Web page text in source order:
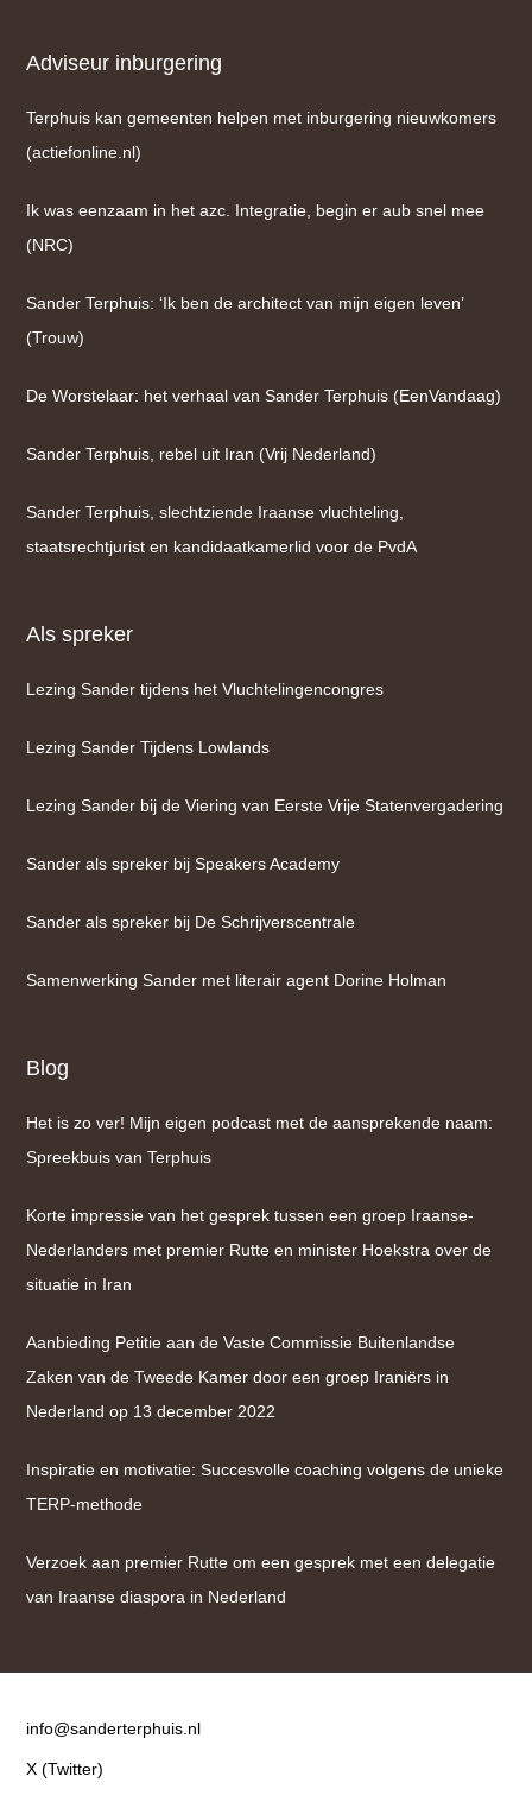
Adviseur inburgering
Terphuis kan gemeenten helpen met inburgering nieuwkomers
(actiefonline.nl)
Ik was eenzaam in het azc. Integratie, begin er aub snel mee
(NRC)
Sander Terphuis: ‘Ik ben de architect van mijn eigen leven’
(Trouw)
De Worstelaar: het verhaal van Sander Terphuis (EenVandaag)
Sander Terphuis, rebel uit Iran (Vrij Nederland)
Sander Terphuis, slechtziende Iraanse vluchteling,
staatsrechtjurist en kandidaatkamerlid voor de PvdA
Als spreker
Lezing Sander tijdens het Vluchtelingencongres
Lezing Sander Tijdens Lowlands
Lezing Sander bij de Viering van Eerste Vrije Statenvergadering
Sander als spreker bij Speakers Academy
Sander als spreker bij De Schrijverscentrale
Samenwerking Sander met literair agent Dorine Holman
Blog
Het is zo ver! Mijn eigen podcast met de aansprekende naam:
Spreekbuis van Terphuis
Korte impressie van het gesprek tussen een groep Iraanse-
Nederlanders met premier Rutte en minister Hoekstra over de
situatie in Iran
Aanbieding Petitie aan de Vaste Commissie Buitenlandse
Zaken van de Tweede Kamer door een groep Iraniërs in
Nederland op 13 december 2022
Inspiratie en motivatie: Succesvolle coaching volgens de unieke
TERP-methode
Verzoek aan premier Rutte om een gesprek met een delegatie
van Iraanse diaspora in Nederland
Contact
info@sanderterphuis.nl
X (Twitter)